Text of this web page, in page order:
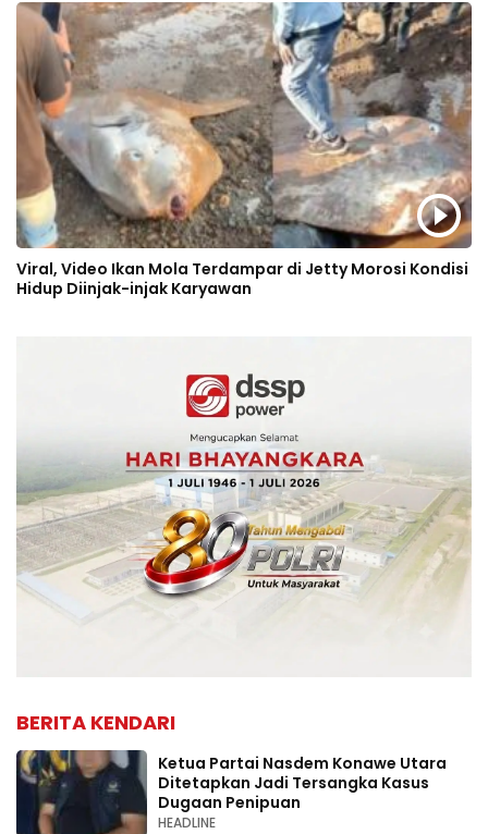
Viral, Video Ikan Mola Terdampar di Jetty Morosi Kondisi
Hidup Diinjak-injak Karyawan
BERITA KENDARI
Ketua Partai Nasdem Konawe Utara
Ditetapkan Jadi Tersangka Kasus
Dugaan Penipuan
HEADLINE